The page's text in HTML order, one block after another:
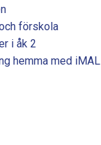
förskola
i åk 2
hemma med iMAL